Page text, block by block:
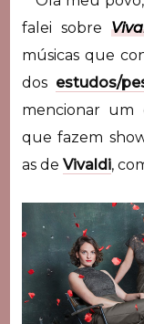
falei sobre
músicas que
dos estudos/
mencionar um
que fazem
as de Vivaldi,